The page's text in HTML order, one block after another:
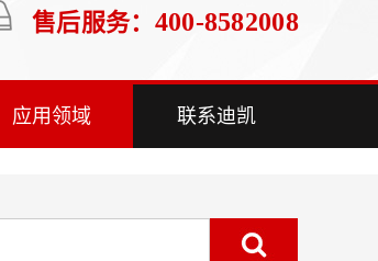
售后服务： 400-8582008
应用领域 联系迪凯